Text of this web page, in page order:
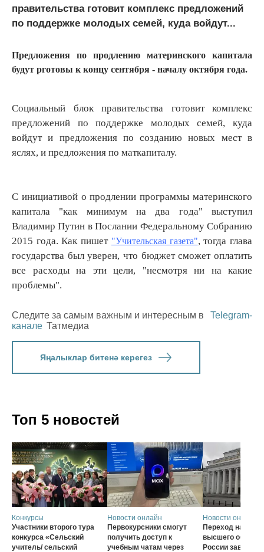
правительства готовит комплекс предложений
по поддержке молодых семей, куда войдут...
Предложения по продлению материнского капитала
будут рготовы к концу сентября - началу октября года.
Социальный блок правительства готовит комплекс
предложений по поддержке молодых семей, куда
войдут и предложения по созданию новых мест в
яслях, и предложения по маткапиталу.
С инициативой о продлении программы материнского
капитала "как минимум на два года" выступил
Владимир Путин в Послании Федеральному Собранию
2015 года. Как пишет "Учительская газета", тогда глава
государства был уверен, что бюджет сможет оплатить
все расходы на эти цели, "несмотря ни на какие
проблемы".
Следите за самым важным и интересным в
Telegram-
канале Татмедиа
Яңалыклар битенә керегез
Топ 5 новостей
Конкурсы
Участники второго тура
конкурса «Сельский
учитель/ сельский
Новости онлайн
Первокурсники смогут
получить доступ к
учебным чатам через
Новости онлайн
Переход на
высшего
России